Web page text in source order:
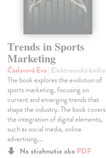
Trends in Sports
Marketing
Čáslavová Eva| Elektronická kniha
The book explores the evolution of
sports marketing, focusing on
current and emerging trends that
shape the industry. The book covers
the integration of digital elements,
such as social media, online
advertising,…
Na stiahnutie ako PDF